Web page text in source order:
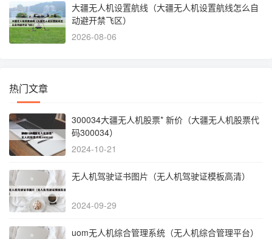
大疆无人机设置航线（大疆无人机设置航线怎么自
动避开禁飞区）
2026-08-06
热门文章
300034大疆无人机股票* 新价（大疆无人机股票代
码300034）
2024-10-21
无人机驾驶证书图片（无人机驾驶证模板高清）
2024-09-29
uom无人机综合管理系统（无人机综合管理平台）